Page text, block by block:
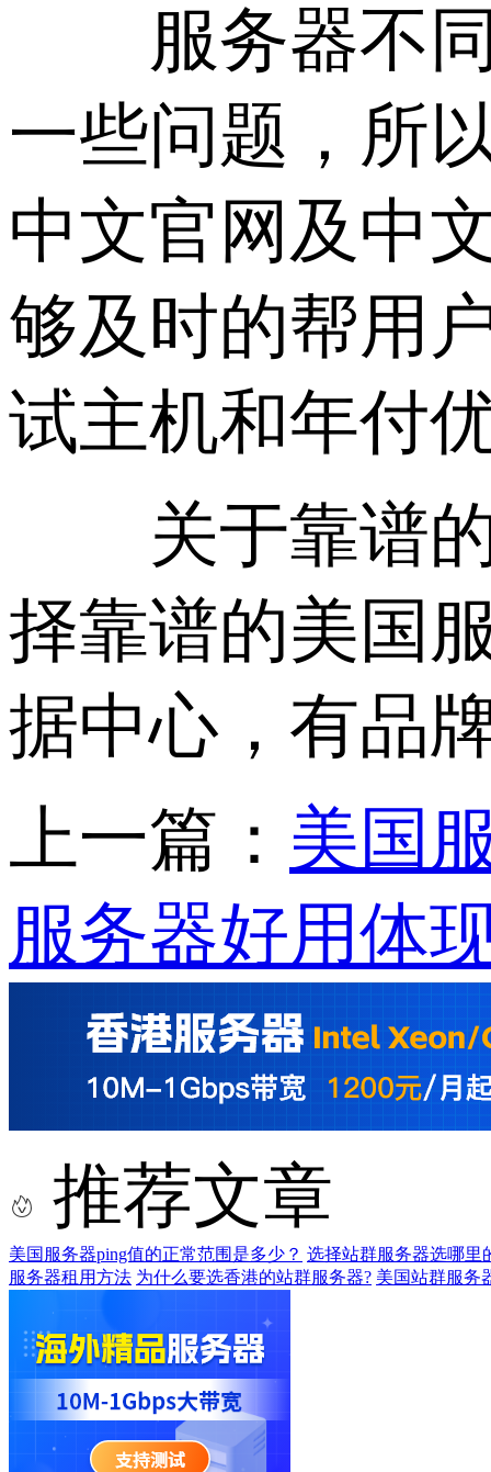
服务器不同
一些问题，所
中文官网及中
够及时的帮用
试主机和年付
关于靠谱的
择靠谱的美国
据中心，有品
上一篇： 美国
服务器好用体
推荐文章
美国服务器ping值的正常范围是多少？ 选择站群服务器选哪里
服务器租用方法 为什么要选香港的站群服务器? 美国站群服务